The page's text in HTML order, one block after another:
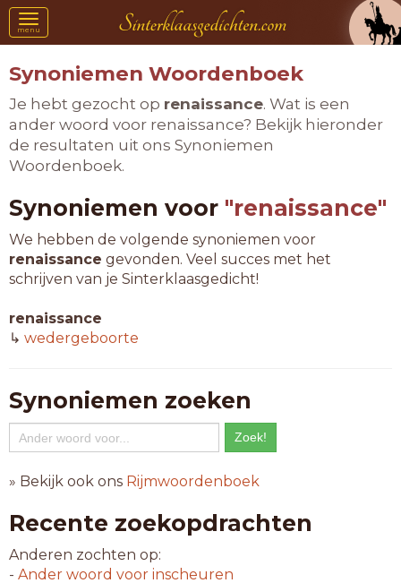
Toggle
navigation
menu
Synoniemen Woordenboek
Je hebt gezocht op renaissance. Wat is een
ander woord voor renaissance? Bekijk hieronder
de resultaten uit ons Synoniemen
Woordenboek.
Synoniemen voor "renaissance"
We hebben de volgende synoniemen voor
renaissance gevonden. Veel succes met het
schrijven van je Sinterklaasgedicht!
renaissance
↳ wedergeboorte
Synoniemen zoeken
» Bekijk ook ons Rijmwoordenboek
Recente zoekopdrachten
Anderen zochten op:
- Ander woord voor inscheuren